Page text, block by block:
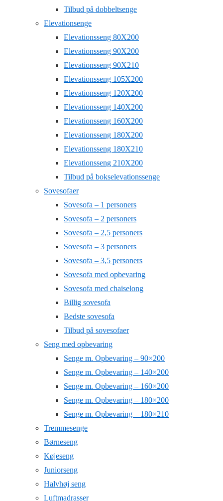
Tilbud på dobbeltsenge
Elevationsenge
Elevationsseng 80X200
Elevationsseng 90X200
Elevationsseng 90X210
Elevationsseng 105X200
Elevationsseng 120X200
Elevationsseng 140X200
Elevationsseng 160X200
Elevationsseng 180X200
Elevationsseng 180X210
Elevationsseng 210X200
Tilbud på bokselevationssenge
Sovesofaer
Sovesofa – 1 personers
Sovesofa – 2 personers
Sovesofa – 2,5 personers
Sovesofa – 3 personers
Sovesofa – 3,5 personers
Sovesofa med opbevaring
Sovesofa med chaiselong
Billig sovesofa
Bedste sovesofa
Tilbud på sovesofaer
Seng med opbevaring
Senge m. Opbevaring – 90×200
Senge m. Opbevaring – 140×200
Senge m. Opbevaring – 160×200
Senge m. Opbevaring – 180×200
Senge m. Opbevaring – 180×210
Tremmesenge
Børneseng
Køjeseng
Juniorseng
Halvhøj seng
Luftmadrasser